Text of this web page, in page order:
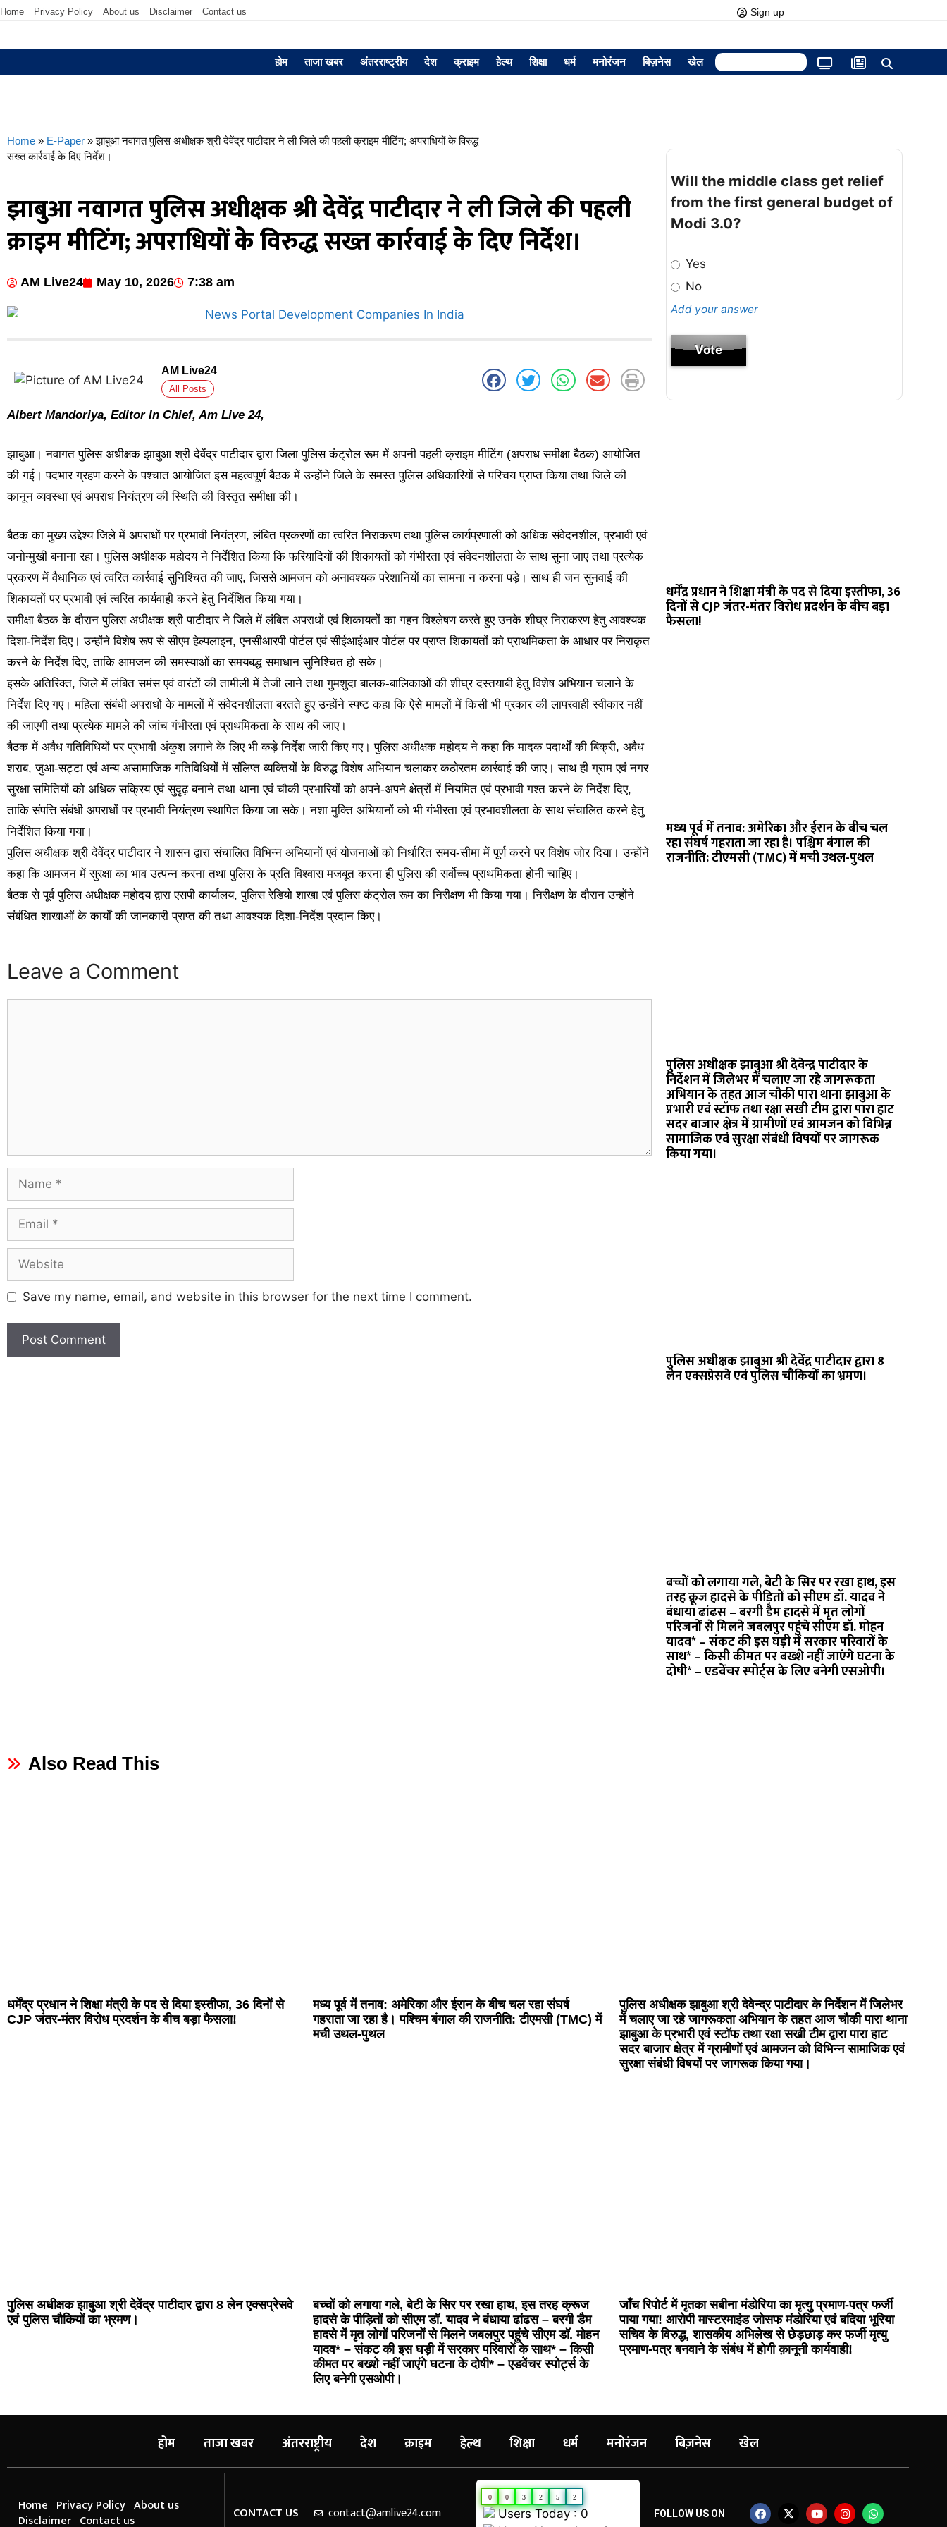
Home Privacy Policy About us Disclaimer Contact us Sign up
होम ताजा खबर अंतरराष्ट्रीय देश क्राइम हेल्थ शिक्षा धर्म मनोरंजन बिज़नेस खेल
Home » E-Paper »झाबुआ नवागत पुलिस अधीक्षक श्री देवेंद्र पाटीदार ने ली जिले की पहली क्राइम मीटिंग; अपराधियों के विरुद्ध
सख्त कार्रवाई के दिए निर्देश।
झाबुआ नवागत पुलिस अधीक्षक श्री देवेंद्र पाटीदार ने ली जिले की पहली
क्राइम मीटिंग; अपराधियों के विरुद्ध सख्त कार्रवाई के दिए निर्देश।
AM Live24 May 10, 2026 7:38 am
AM Live24
All Posts
Albert Mandoriya, Editor In Chief, Am Live 24,
झाबुआ। नवागत पुलिस अधीक्षक झाबुआ श्री देवेंद्र पाटीदार द्वारा जिला पुलिस कंट्रोल रूम में अपनी पहली क्राइम मीटिंग (अपराध समीक्षा बैठक) आयोजित
की गई। पदभार ग्रहण करने के पश्चात आयोजित इस महत्वपूर्ण बैठक में उन्होंने जिले के समस्त पुलिस अधिकारियों से परिचय प्राप्त किया तथा जिले की
कानून व्यवस्था एवं अपराध नियंत्रण की स्थिति की विस्तृत समीक्षा की।
बैठक का मुख्य उद्देश्य जिले में अपराधों पर प्रभावी नियंत्रण, लंबित प्रकरणों का त्वरित निराकरण तथा पुलिस कार्यप्रणाली को अधिक संवेदनशील, प्रभावी एवं
जनोन्मुखी बनाना रहा। पुलिस अधीक्षक महोदय ने निर्देशित किया कि फरियादियों की शिकायतों को गंभीरता एवं संवेदनशीलता के साथ सुना जाए तथा प्रत्येक
प्रकरण में वैधानिक एवं त्वरित कार्रवाई सुनिश्चित की जाए, जिससे आमजन को अनावश्यक परेशानियों का सामना न करना पड़े। साथ ही जन सुनवाई की
शिकायतों पर प्रभावी एवं त्वरित कार्यवाही करने हेतु निर्देशित किया गया।
समीक्षा बैठक के दौरान पुलिस अधीक्षक श्री पाटीदार ने जिले में लंबित अपराधों एवं शिकायतों का गहन विश्लेषण करते हुए उनके शीघ्र निराकरण हेतु आवश्यक
दिशा-निर्देश दिए। उन्होंने विशेष रूप से सीएम हेल्पलाइन, एनसीआरपी पोर्टल एवं सीईआईआर पोर्टल पर प्राप्त शिकायतों को प्राथमिकता के आधार पर निराकृत
करने के निर्देश दिए, ताकि आमजन की समस्याओं का समयबद्ध समाधान सुनिश्चित हो सके।
इसके अतिरिक्त, जिले में लंबित समंस एवं वारंटों की तामीली में तेजी लाने तथा गुमशुदा बालक-बालिकाओं की शीघ्र दस्तयाबी हेतु विशेष अभियान चलाने के
निर्देश दिए गए। महिला संबंधी अपराधों के मामलों में संवेदनशीलता बरतते हुए उन्होंने स्पष्ट कहा कि ऐसे मामलों में किसी भी प्रकार की लापरवाही स्वीकार नहीं
की जाएगी तथा प्रत्येक मामले की जांच गंभीरता एवं प्राथमिकता के साथ की जाए।
बैठक में अवैध गतिविधियों पर प्रभावी अंकुश लगाने के लिए भी कड़े निर्देश जारी किए गए। पुलिस अधीक्षक महोदय ने कहा कि मादक पदार्थों की बिक्री, अवैध
शराब, जुआ-सट्टा एवं अन्य असामाजिक गतिविधियों में संलिप्त व्यक्तियों के विरुद्ध विशेष अभियान चलाकर कठोरतम कार्रवाई की जाए। साथ ही ग्राम एवं नगर
सुरक्षा समितियों को अधिक सक्रिय एवं सुदृढ़ बनाने तथा थाना एवं चौकी प्रभारियों को अपने-अपने क्षेत्रों में नियमित एवं प्रभावी गश्त करने के निर्देश दिए,
ताकि संपत्ति संबंधी अपराधों पर प्रभावी नियंत्रण स्थापित किया जा सके। नशा मुक्ति अभियानों को भी गंभीरता एवं प्रभावशीलता के साथ संचालित करने हेतु
निर्देशित किया गया।
पुलिस अधीक्षक श्री देवेंद्र पाटीदार ने शासन द्वारा संचालित विभिन्न अभियानों एवं योजनाओं को निर्धारित समय-सीमा में पूर्ण करने पर विशेष जोर दिया। उन्होंने
कहा कि आमजन में सुरक्षा का भाव उत्पन्न करना तथा पुलिस के प्रति विश्वास मजबूत करना ही पुलिस की सर्वोच्च प्राथमिकता होनी चाहिए।
बैठक से पूर्व पुलिस अधीक्षक महोदय द्वारा एसपी कार्यालय, पुलिस रेडियो शाखा एवं पुलिस कंट्रोल रूम का निरीक्षण भी किया गया। निरीक्षण के दौरान उन्होंने
संबंधित शाखाओं के कार्यों की जानकारी प्राप्त की तथा आवश्यक दिशा-निर्देश प्रदान किए।
Leave a Comment
Save my name, email, and website in this browser for the next time I comment.
Will the middle class get relief
from the first general budget of
Modi 3.0?
Yes
No
Add your answer
धर्मेंद्र प्रधान ने शिक्षा मंत्री के पद से दिया इस्तीफा, 36
दिनों से CJP जंतर-मंतर विरोध प्रदर्शन के बीच बड़ा
फैसला!
मध्य पूर्व में तनाव: अमेरिका और ईरान के बीच चल
रहा संघर्ष गहराता जा रहा है। पश्चिम बंगाल की
राजनीति: टीएमसी (TMC) में मची उथल-पुथल
पुलिस अधीक्षक झाबुआ श्री देवेन्द्र पाटीदार के
निर्देशन में जिलेभर में चलाए जा रहे जागरूकता
अभियान के तहत आज चौकी पारा थाना झाबुआ के
प्रभारी एवं स्टॉफ तथा रक्षा सखी टीम द्वारा पारा हाट
सदर बाजार क्षेत्र में ग्रामीणों एवं आमजन को विभिन्न
सामाजिक एवं सुरक्षा संबंधी विषयों पर जागरूक
किया गया।
पुलिस अधीक्षक झाबुआ श्री देवेंद्र पाटीदार द्वारा 8
लेन एक्सप्रेसवे एवं पुलिस चौकियों का भ्रमण।
बच्चों को लगाया गले, बेटी के सिर पर रखा हाथ, इस
तरह क्रूज हादसे के पीड़ितों को सीएम डॉ. यादव ने
बंधाया ढांढस – बरगी डैम हादसे में मृत लोगों
परिजनों से मिलने जबलपुर पहुंचे सीएम डॉ. मोहन
यादव* – संकट की इस घड़ी में सरकार परिवारों के
साथ* – किसी कीमत पर बख्शे नहीं जाएंगे घटना के
दोषी* – एडवेंचर स्पोर्ट्स के लिए बनेगी एसओपी।
Also Read This
धर्मेंद्र प्रधान ने शिक्षा मंत्री के पद से दिया इस्तीफा, 36 दिनों से
CJP जंतर-मंतर विरोध प्रदर्शन के बीच बड़ा फैसला!
मध्य पूर्व में तनाव: अमेरिका और ईरान के बीच चल रहा संघर्ष
गहराता जा रहा है। पश्चिम बंगाल की राजनीति: टीएमसी (TMC) में
मची उथल-पुथल
पुलिस अधीक्षक झाबुआ श्री देवेन्द्र पाटीदार के निर्देशन में जिलेभर
में चलाए जा रहे जागरूकता अभियान के तहत आज चौकी पारा थाना
झाबुआ के प्रभारी एवं स्टॉफ तथा रक्षा सखी टीम द्वारा पारा हाट
सदर बाजार क्षेत्र में ग्रामीणों एवं आमजन को विभिन्न सामाजिक एवं
सुरक्षा संबंधी विषयों पर जागरूक किया गया।
पुलिस अधीक्षक झाबुआ श्री देवेंद्र पाटीदार द्वारा 8 लेन एक्सप्रेसवे
एवं पुलिस चौकियों का भ्रमण।
बच्चों को लगाया गले, बेटी के सिर पर रखा हाथ, इस तरह क्रूज
हादसे के पीड़ितों को सीएम डॉ. यादव ने बंधाया ढांढस – बरगी डैम
हादसे में मृत लोगों परिजनों से मिलने जबलपुर पहुंचे सीएम डॉ. मोहन
यादव* – संकट की इस घड़ी में सरकार परिवारों के साथ* – किसी
कीमत पर बख्शे नहीं जाएंगे घटना के दोषी* – एडवेंचर स्पोर्ट्स के
लिए बनेगी एसओपी।
जाँच रिपोर्ट में मृतका सबीना मंडोरिया का मृत्यु प्रमाण-पत्र फर्जी
पाया गया! आरोपी मास्टरमाइंड जोसफ मंडोरिया एवं बदिया भूरिया
सचिव के विरुद्ध, शासकीय अभिलेख से छेड़छाड़ कर फर्जी मृत्यु
प्रमाण-पत्र बनवाने के संबंध में होगी क़ानूनी कार्यवाही!
होम ताजा खबर अंतरराष्ट्रीय देश क्राइम हेल्थ शिक्षा धर्म मनोरंजन बिज़नेस खेल
Home Privacy Policy About us
Disclaimer Contact us CONTACT US contact@amlive24.com
0 0 3 2 5 2
Users Today : 0
FOLLOW US ON